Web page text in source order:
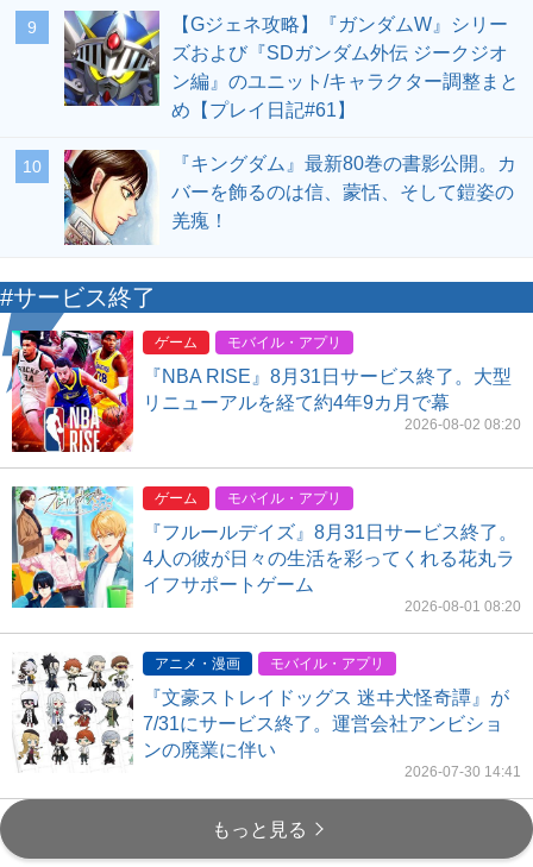
9
【Gジェネ攻略】『ガンダムW』シリー
ズおよび『SDガンダム外伝 ジークジオ
ン編』のユニット/キャラクター調整まと
め【プレイ日記#61】
10
『キングダム』最新80巻の書影公開。カ
バーを飾るのは信、蒙恬、そして鎧姿の
羌瘣！
#サービス終了
ゲーム モバイル・アプリ
『NBA RISE』8月31日サービス終了。大型
リニューアルを経て約4年9カ月で幕
2026-08-02 08:20
ゲーム モバイル・アプリ
『フルールデイズ』8月31日サービス終了。
4人の彼が日々の生活を彩ってくれる花丸ラ
イフサポートゲーム
2026-08-01 08:20
アニメ・漫画 モバイル・アプリ
『文豪ストレイドッグス 迷ヰ犬怪奇譚』が
7/31にサービス終了。運営会社アンビショ
ンの廃業に伴い
2026-07-30 14:41
もっと見る